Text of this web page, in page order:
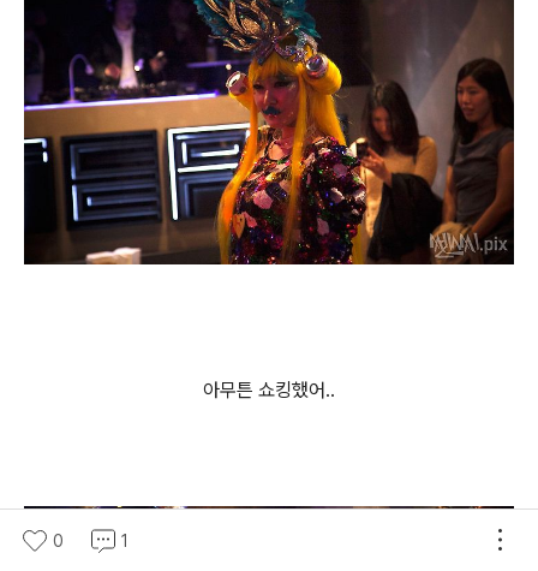
아무튼 쇼킹했어..
0 1